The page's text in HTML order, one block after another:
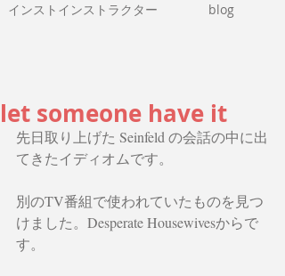
インストインストラクター blog
let someone have it
先日取り上げた Seinfeld の会話の中に出
てきたイディオムです。
別のTV番組で使われていたものを見つ
けました。Desperate Housewivesからで
す。